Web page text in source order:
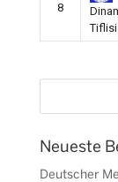
8
Tiflisi
Neueste
Deutscher